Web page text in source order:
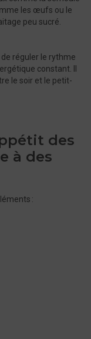
les œufs ou le
peu sucré.
réguler le rythme
constant. Il
le soir et le petit-
des
à des
: